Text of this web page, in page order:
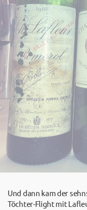
Und dann kam der
Töchter-Flight mit